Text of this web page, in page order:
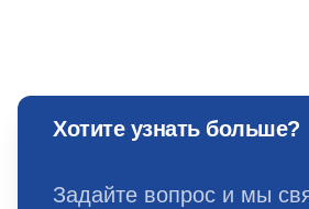
Хотите узнать больше?
Задайте вопрос и мы